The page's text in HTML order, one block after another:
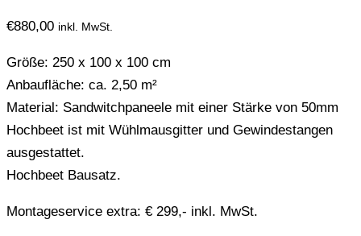
€880,00 inkl. MwSt.
Größe: 250 x 100 x 100 cm
Anbaufläche: ca. 2,50 m²
Material: Sandwitchpaneele mit einer Stärke von 50mm
Hochbeet ist mit Wühlmausgitter und Gewindestangen
ausgestattet.
Hochbeet Bausatz.
Montageservice extra: € 299,- inkl. MwSt.